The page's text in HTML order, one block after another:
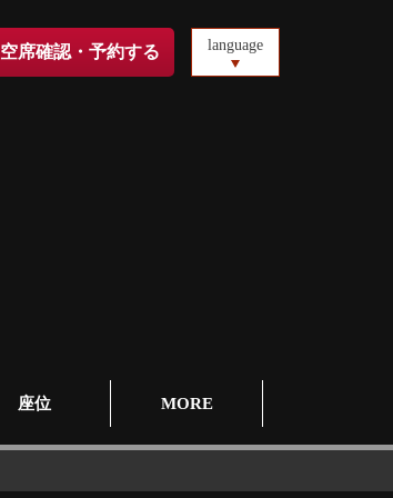
空席確認・予約する language
座位 MORE